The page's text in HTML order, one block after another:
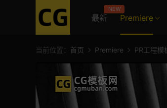
最新
NEW
Premiere
当前位置： 首页 Premiere PR工程模